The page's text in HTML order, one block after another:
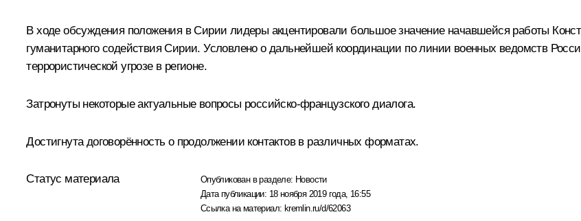
В ходе обсуждения положения в Сирии лидеры акцентировали большое значение начавшейся работы
гуманитарного содействия Сирии. Условлено о дальнейшей координации по линии военных ведомств
террористической угрозе в регионе.
Затронуты некоторые актуальные вопросы российско-французского диалога.
Достигнута договорённость о продолжении контактов в различных форматах.
Статус материала Опубликован в разделе: Новости
Дата публикации: 18 ноября 2019 года, 16:55
Ссылка на материал: kremlin.ru/d/62063